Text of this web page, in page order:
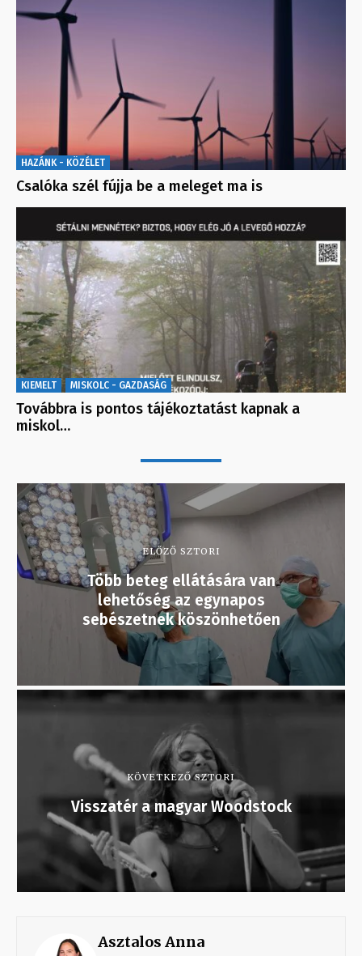
HAZÁNK - KÖZÉLET
Csalóka szél fújja be a meleget ma is
KIEMELT MISKOLC - GAZDASÁG
Továbbra is pontos tájékoztatást kapnak a
miskol…
ELŐZŐ SZTORI
Több beteg ellátására van
lehetőség az egynapos
sebészetnek köszönhetően
KÖVETKEZŐ SZTORI
Visszatér a magyar Woodstock
Asztalos Anna